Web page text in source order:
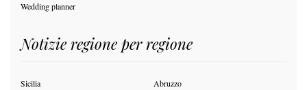
Wedding planner
Notizie regione per regione
Sicilia Abruzzo